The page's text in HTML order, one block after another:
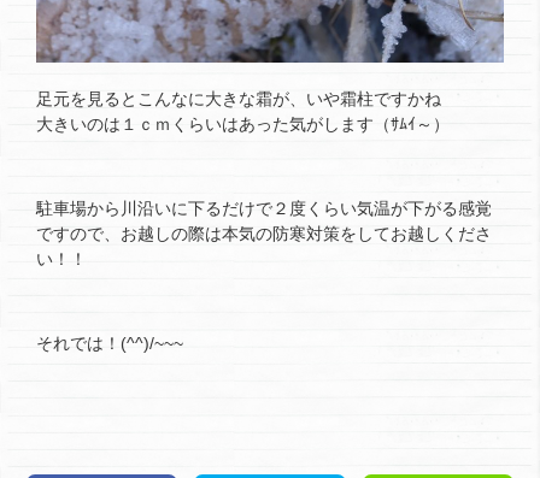
足元を見るとこんなに大きな霜が、いや霜柱ですかね
大きいのは１ｃｍくらいはあった気がします（ｻﾑｲ～）
駐車場から川沿いに下るだけで２度くらい気温が下がる感覚
ですので、お越しの際は本気の防寒対策をしてお越しくださ
い！！
それでは！(^^)/~~~